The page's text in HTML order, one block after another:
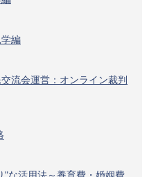
編
流会運営：オンライン裁判